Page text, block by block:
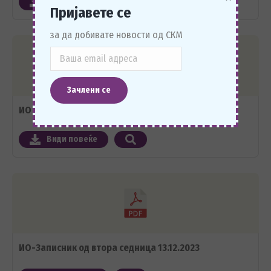
ИО одлука за финансиски извештај за 2023
Види повеќе
ИО-Записник од втора седница 13.12.2023
Пријавете се
за да добивате новости од СКМ